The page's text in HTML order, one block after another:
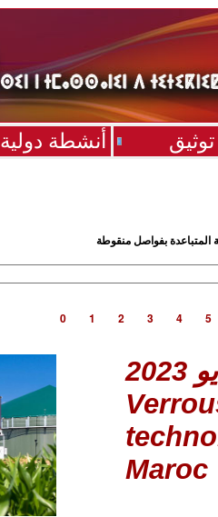
أنشطة دولية توثيق
المتباعدة بفواصل منقوطة
0 1 2 3 4 5
Maroc